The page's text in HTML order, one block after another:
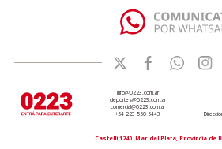
info@0223.com.ar
deportes@0223.com.ar
comercial@0223.com.ar
+54 223 550 5443
Castelli 1240 ,Mar del Plata, Provincia de